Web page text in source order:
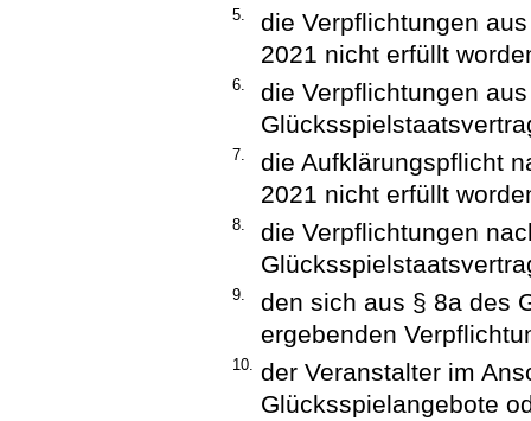
5.
die Verpflichtungen
2021 nicht erfüllt
6.
die Verpflichtungen
7.
die Aufklärungspflicht
2021 nicht erfüllt
8.
die Verpflichtungen
9.
den sich aus § 8a des
ergebenden
10. der Veranstalter im
Glücksspielangebote